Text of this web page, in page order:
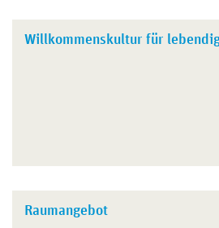
Willkommenskultur für
Raumangebot